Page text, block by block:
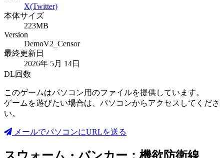
X(Twitter)
本体サイズ
223MB
Version
DemoV2_Censor
最終更新日
2026年 5月 14日
DL回数
このゲームはパソコン用のファイルを提供しています。
ゲームを遊びたい場合は、パソコンからアクセスしてくださ
い。
メールでパソコンにURLを送る